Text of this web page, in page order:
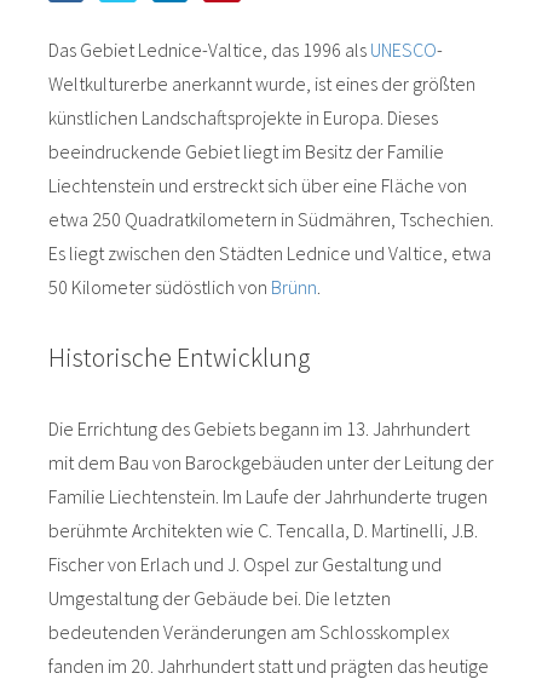
Das Gebiet Lednice-Valtice, das 1996 als UNESCO-
Weltkulturerbe anerkannt wurde, ist eines der größten
künstlichen Landschaftsprojekte in Europa. Dieses
beeindruckende Gebiet liegt im Besitz der Familie
Liechtenstein und erstreckt sich über eine Fläche von
etwa 250 Quadratkilometern in Südmähren, Tschechien.
Es liegt zwischen den Städten Lednice und Valtice, etwa
50 Kilometer südöstlich von Brünn
Historische Entwicklung
Die Errichtung des Gebiets begann im 13. Jahrhundert
mit dem Bau von Barockgebäuden unter der Leitung der
Familie Liechtenstein. Im Laufe der Jahrhunderte trugen
berühmte Architekten wie C. Tencalla, D. Martinelli, J.B.
Fischer von Erlach und J. Ospel zur Gestaltung und
Umgestaltung der Gebäude bei. Die letzten
bedeutenden Veränderungen am Schlosskomplex
fanden im 20. Jahrhundert statt und prägten das heutige